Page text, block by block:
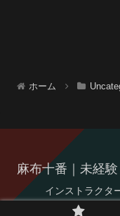
ホーム
麻布十番｜未経
インストラクタ